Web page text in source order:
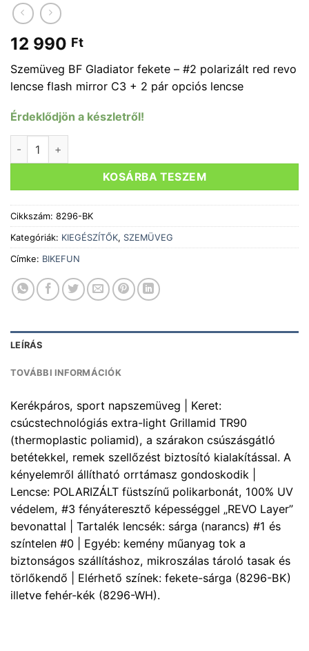
12 990 Ft
Szemüveg BF Gladiator fekete – #2 polarizált red revo
lencse flash mirror C3 + 2 pár opciós lencse
Érdeklődjön a készletről!
KOSÁRBA TESZEM
Cikkszám: 8296-BK
Kategóriák: KIEGÉSZÍTŐK, SZEMÜVEG
Címke: BIKEFUN
LEÍRÁS
TOVÁBBI INFORMÁCIÓK
Kerékpáros, sport napszemüveg | Keret:
csúcstechnológiás extra-light Grillamid TR90
(thermoplastic poliamid), a szárakon csúszásgátló
betétekkel, remek szellőzést biztosító kialakítással. A
kényelemről állítható orrtámasz gondoskodik |
Lencse: POLARIZÁLT füstszínű polikarbonát, 100% UV
védelem, #3 fényáteresztő képességgel „REVO Layer”
bevonattal | Tartalék lencsék: sárga (narancs) #1 és
színtelen #0 | Egyéb: kemény műanyag tok a
biztonságos szállításhoz, mikroszálas tároló tasak és
törlőkendő | Elérhető színek: fekete-sárga (8296-BK)
illetve fehér-kék (8296-WH).